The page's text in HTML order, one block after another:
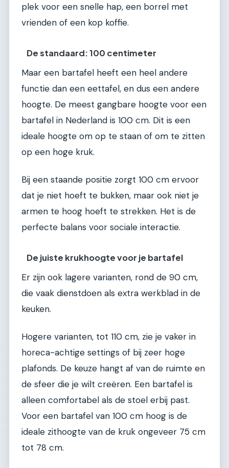
plek voor een snelle hap, een borrel met
vrienden of een kop koffie.
De standaard: 100 centimeter
Maar een bartafel heeft een heel andere
functie dan een eettafel, en dus een andere
hoogte. De meest gangbare hoogte voor een
bartafel in Nederland is 100 cm. Dit is een
ideale hoogte om op te staan of om te zitten
op een hoge kruk.
Bij een staande positie zorgt 100 cm ervoor
dat je niet hoeft te bukken, maar ook niet je
armen te hoog hoeft te strekken. Het is de
perfecte balans voor sociale interactie.
De juiste krukhoogte voor je bartafel
Er zijn ook lagere varianten, rond de 90 cm,
die vaak dienstdoen als extra werkblad in de
keuken.
Hogere varianten, tot 110 cm, zie je vaker in
horeca-achtige settings of bij zeer hoge
plafonds. De keuze hangt af van de ruimte en
de sfeer die je wilt creëren. Een bartafel is
alleen comfortabel als de stoel erbij past.
Voor een bartafel van 100 cm hoog is de
ideale zithoogte van de kruk ongeveer 75 cm
tot 78 cm.